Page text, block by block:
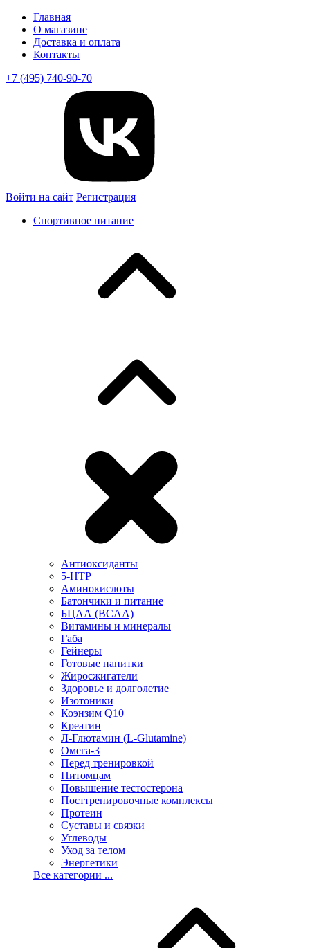
Главная
О магазине
Доставка и оплата
Контакты
+7 (495) 740-90-70
Войти на сайт Регистрация
Спортивное питание
Антиоксиданты
5-HTP
Аминокислоты
Батончики и питание
БЦАА (BCAA)
Витамины и минералы
Габа
Гейнеры
Готовые напитки
Жиросжигатели
Здоровье и долголетие
Изотоники
Коэнзим Q10
Креатин
Л-Глютамин (L-Glutamine)
Омега-3
Перед тренировкой
Питомцам
Повышение тестостерона
Посттренировочные комплексы
Протеин
Суставы и связки
Углеводы
Уход за телом
Энергетики
Все категории ...